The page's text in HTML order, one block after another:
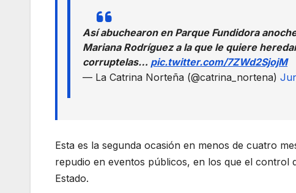
Así abuchearon en Parque Fundidora
Mariana Rodríguez a la que le quiere
corruptelas… pic.twitter.com/7ZWd2SjojM
— La Catrina Norteña (@catrina_nortena)
Esta es la segunda ocasión en menos de cuatro
repudio en eventos públicos, en los que el control
Estado.